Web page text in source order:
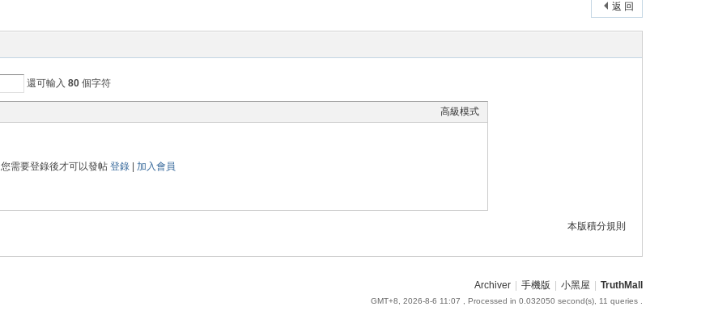
返 回
還可輸入 80 個字符
高級模式
您需要登錄後才可以發帖 登錄 加入會員
本版積分規則
Archiver 手機版 小黑屋 TruthMall
GMT+8, 2026-8-6 11:07 , Processed in 0.032050 second(s), 11 queries .